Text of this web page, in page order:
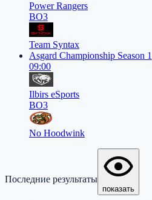
Power Rangers
BO3
Team Syntax
Asgard Championship Season 1
09:00
Ilbirs eSports
BO3
No Hoodwink
Последние результаты
показать